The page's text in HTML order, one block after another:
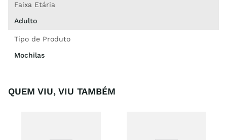
Faixa Etária
Adulto
Tipo de Produto
Mochilas
QUEM VIU, VIU TAMBÉM